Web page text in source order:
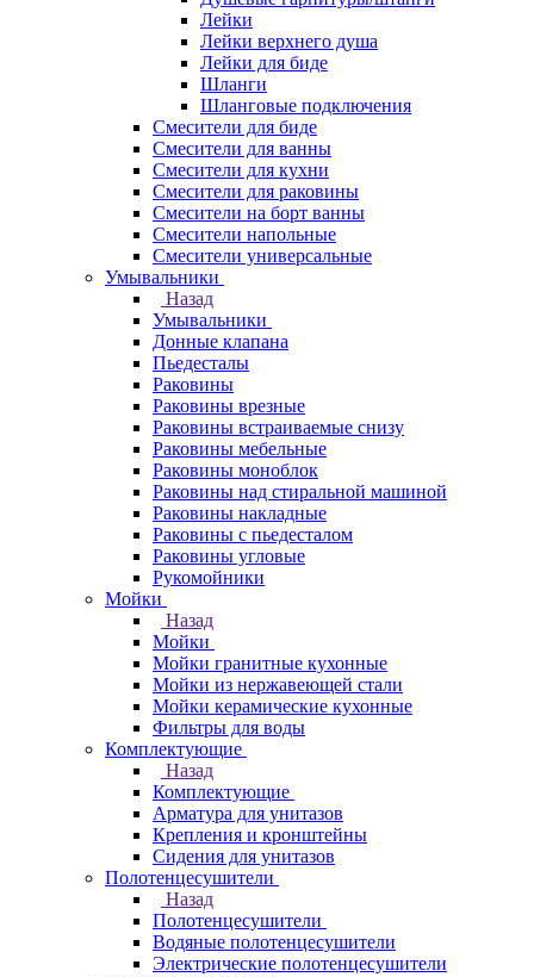
Лейки
Лейки верхнего душа
Лейки для биде
Шланги
Шланговые подключения
Смесители для биде
Смесители для ванны
Смесители для кухни
Смесители для раковины
Смесители на борт ванны
Смесители напольные
Смесители универсальные
Умывальники
Назад
Умывальники
Донные клапана
Пьедесталы
Раковины
Раковины врезные
Раковины встраиваемые снизу
Раковины мебельные
Раковины моноблок
Раковины над стиральной машиной
Раковины накладные
Раковины с пьедесталом
Раковины угловые
Рукомойники
Мойки
Назад
Мойки
Мойки гранитные кухонные
Мойки из нержавеющей стали
Мойки керамические кухонные
Фильтры для воды
Комплектующие
Назад
Комплектующие
Арматура для унитазов
Крепления и кронштейны
Сидения для унитазов
Полотенцесушители
Назад
Полотенцесушители
Водяные полотенцесушители
Электрические полотенцесушители